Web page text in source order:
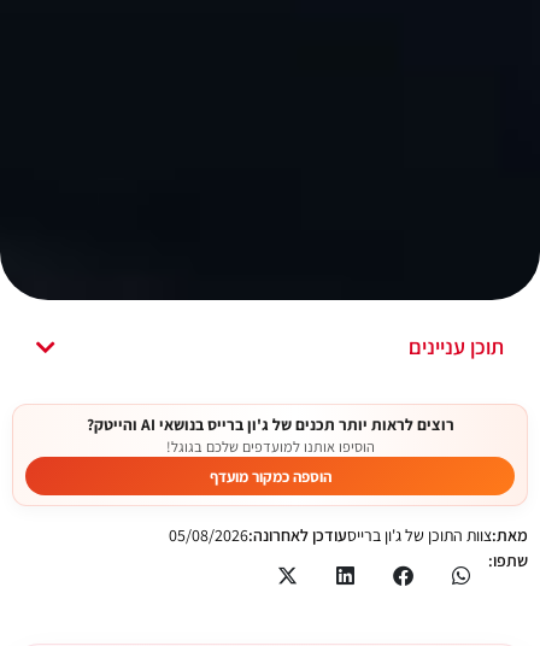
תוכן עניינים
רוצים לראות יותר תכנים של ג'ון ברייס בנושאי AI והייטק?
הוסיפו אותנו למועדפים שלכם בגוגל!
הוספה כמקור מועדף
מאת:צוות התוכן של ג'ון ברייסעודכן לאחרונה:05/08/2026
שתפו: